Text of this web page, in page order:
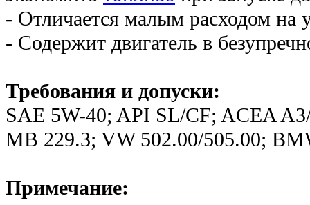
- Отличается малым расходом на
- Содержит двигатель в
Требования и допуски:
SAE 5W-40; API SL/CF; ACEA
MB 229.3; VW 502.00/505.00;
Примечание: